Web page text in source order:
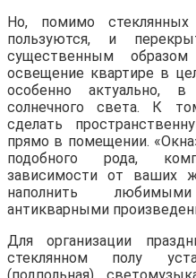
Но, помимо
пользуются, и
существенным образом
освещение квартире в
особенно актуально,
солнечного света. К
сделать
прямо в помещении.
подобного рода,
зависимости от ваших
наполнить
антикварными
Для организации
стеклянном полу